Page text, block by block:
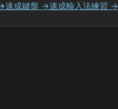
速成鍵盤 →速成輸入法練習 →